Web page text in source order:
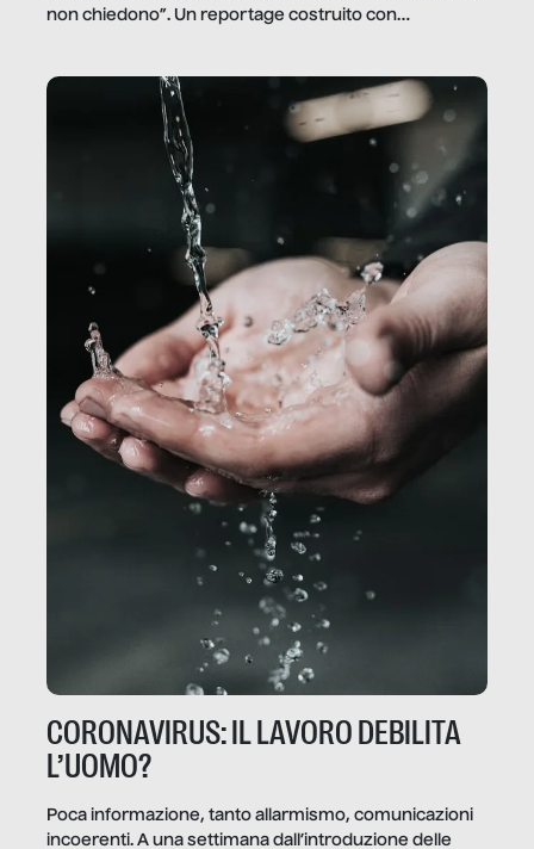
non chiedono”. Un reportage costruito con
CORONAVIRUS: IL LAVORO DEBILITA
L’UOMO?
Poca informazione, tanto allarmismo, comunicazioni
incoerenti. A una settimana dall’introduzione delle